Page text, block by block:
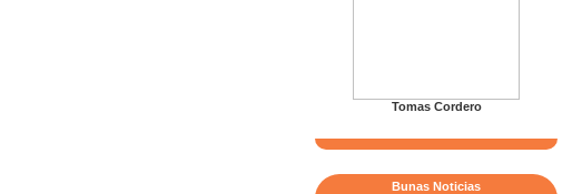
Tomas Cordero
Bunas Noticias